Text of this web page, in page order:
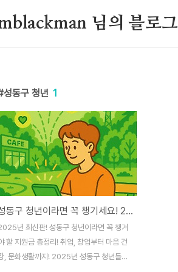
님의 블로그
성동구 청년 1
성동구 청년이라면 꼭 챙기세요! 2025년 최신 지원금 완벽 분석
년 최신판! 성동구 청년이라면 꼭 챙겨
할 지원금 총정리! 취업, 창업부터 마음 건
, 문화생활까지! 2025년 성동구 청년들에